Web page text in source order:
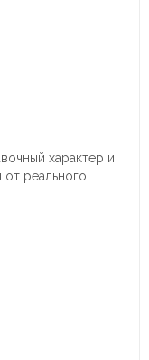
характер и
от реального